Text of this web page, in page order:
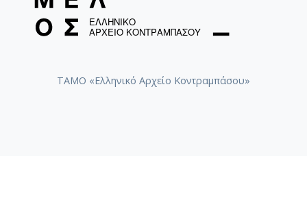
ΤΑΜΟ «Ελληνικό Αρχείο Κοντραμπάσου»